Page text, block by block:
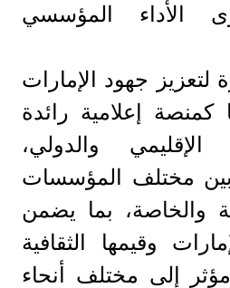
الأداء المؤسسي
لتعزيز جهود الإمارات
كمنصة إعلامية رائدة
والدولي،
بين مختلف المؤسسات
والخاصة، بما يضمن
وقيمها الثقافية
إلى مختلف أنحاء